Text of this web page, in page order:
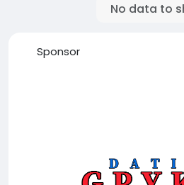
No data to
Sponsor